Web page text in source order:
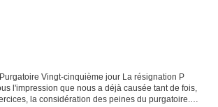
Vingt-cinquième jour La résignation P
l'impression que nous a déjà causée tant de fois,
la considération des peines du purgatoire.